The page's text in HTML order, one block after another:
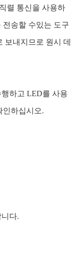
렬 통신을 사용하
송할 수있는 도구
보내지므로 원시 데
하고 LED를 사용
인하십시오.
다.